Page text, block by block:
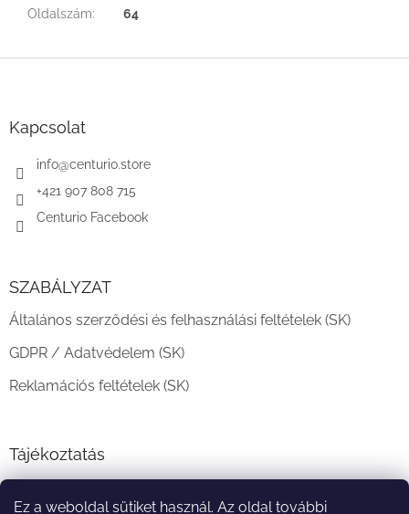
Ez a weboldal sütiket használ. Az oldal további
Oldalszám: 64
Kapcsolat
info@centurio.store
+421 907 808 715
Centurio Facebook
SZABÁLYZAT
Általános szerződési és felhasználási feltételek (SK)
GDPR / Adatvédelem (SK)
Reklamációs feltételek (SK)
Tájékoztatás